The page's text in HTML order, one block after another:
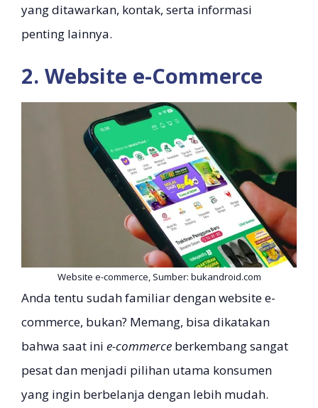
yang ditawarkan, kontak, serta informasi
penting lainnya.
2. Website e-Commerce
Website e-commerce, Sumber: bukandroid.com
Anda tentu sudah familiar dengan website e-
commerce, bukan? Memang, bisa dikatakan
bahwa saat ini e-commerce berkembang sangat
pesat dan menjadi pilihan utama konsumen
yang ingin berbelanja dengan lebih mudah.